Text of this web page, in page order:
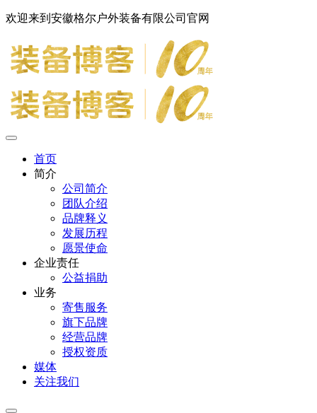
欢迎来到安徽格尔户外装备有限公司官网
首页
简介
公司简介
团队介绍
品牌释义
发展历程
愿景使命
企业责任
公益捐助
业务
寄售服务
旗下品牌
经营品牌
授权资质
媒体
关注我们